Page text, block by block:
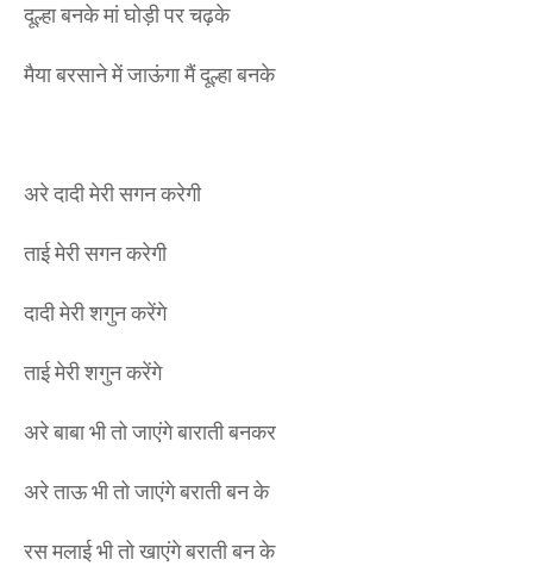
दूल्हा बनके मां घोड़ी पर चढ़के
मैया बरसाने में जाऊंगा मैं दूल्हा बनके
अरे दादी मेरी सगन करेगी
ताई मेरी सगन करेगी
दादी मेरी शगुन करेंगे
ताई मेरी शगुन करेंगे
अरे बाबा भी तो जाएंगे बाराती बनकर
अरे ताऊ भी तो जाएंगे बराती बन के
रस मलाई भी तो खाएंगे बराती बन के